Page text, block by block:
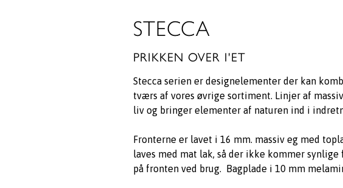
SE KØKKEN
STECCA
PRIKKEN OVER I'ET
Stecca serien er designelementer der kan
tværs af vores øvrige sortiment. Linjer af
liv og bringer elementer af naturen ind i
Fronterne er lavet i 16 mm. massiv eg med
laves med mat lak, så der ikke kommer
på fronten ved brug. Bagplade i 10 mm